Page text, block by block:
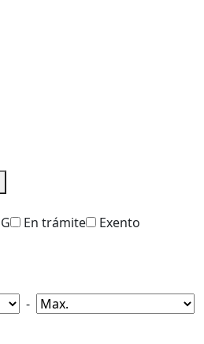
G En trámite
Exento
-